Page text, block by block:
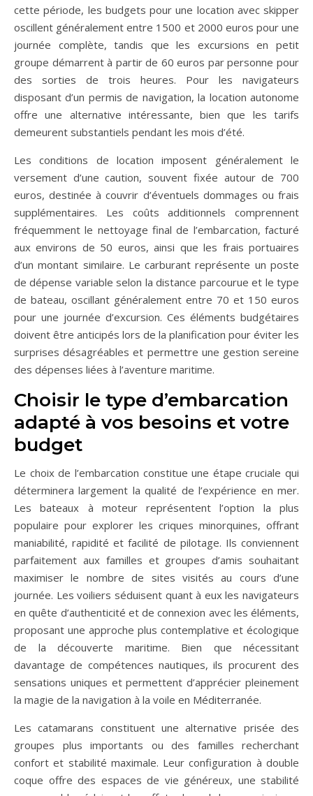
cette période, les budgets pour une location avec skipper
oscillent généralement entre 1500 et 2000 euros pour une
journée complète, tandis que les excursions en petit
groupe démarrent à partir de 60 euros par personne pour
des sorties de trois heures. Pour les navigateurs
disposant d’un permis de navigation, la location autonome
offre une alternative intéressante, bien que les tarifs
demeurent substantiels pendant les mois d’été.
Les conditions de location imposent généralement le
versement d’une caution, souvent fixée autour de 700
euros, destinée à couvrir d’éventuels dommages ou frais
supplémentaires. Les coûts additionnels comprennent
fréquemment le nettoyage final de l’embarcation, facturé
aux environs de 50 euros, ainsi que les frais portuaires
d’un montant similaire. Le carburant représente un poste
de dépense variable selon la distance parcourue et le type
de bateau, oscillant généralement entre 70 et 150 euros
pour une journée d’excursion. Ces éléments budgétaires
doivent être anticipés lors de la planification pour éviter les
surprises désagréables et permettre une gestion sereine
des dépenses liées à l’aventure maritime.
Choisir le type d’embarcation
adapté à vos besoins et votre
budget
Le choix de l’embarcation constitue une étape cruciale qui
déterminera largement la qualité de l’expérience en mer.
Les bateaux à moteur représentent l’option la plus
populaire pour explorer les criques minorquines, offrant
maniabilité, rapidité et facilité de pilotage. Ils conviennent
parfaitement aux familles et groupes d’amis souhaitant
maximiser le nombre de sites visités au cours d’une
journée. Les voiliers séduisent quant à eux les navigateurs
en quête d’authenticité et de connexion avec les éléments,
proposant une approche plus contemplative et écologique
de la découverte maritime. Bien que nécessitant
davantage de compétences nautiques, ils procurent des
sensations uniques et permettent d’apprécier pleinement
la magie de la navigation à la voile en Méditerranée.
Les catamarans constituent une alternative prisée des
groupes plus importants ou des familles recherchant
confort et stabilité maximale. Leur configuration à double
coque offre des espaces de vie généreux, une stabilité